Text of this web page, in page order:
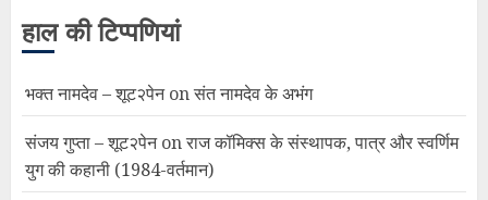
हाल की टिप्पणियां
भक्त नामदेव – शूट२पेनonसंत नामदेव के अभंग
संजय गुप्ता – शूट२पेनonराज कॉमिक्स के संस्थापक, पात्र और स्वर्णिम
युग की कहानी (1984-वर्तमान)